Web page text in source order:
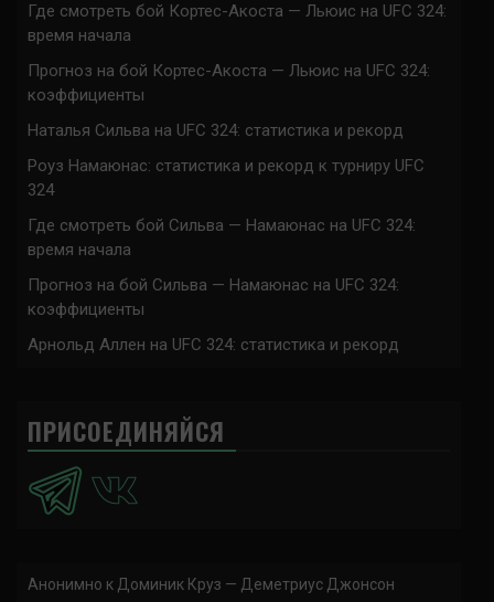
Где смотреть бой Кортес-Акоста — Льюис на UFC 324:
время начала
Прогноз на бой Кортес-Акоста — Льюис на UFC 324:
коэффициенты
Наталья Сильва на UFC 324: статистика и рекорд
Роуз Намаюнас: статистика и рекорд к турниру UFC
324
Где смотреть бой Сильва — Намаюнас на UFC 324:
время начала
Прогноз на бой Сильва — Намаюнас на UFC 324:
коэффициенты
Арнольд Аллен на UFC 324: статистика и рекорд
ПРИСОЕДИНЯЙСЯ
Анонимно к Доминик Круз — Деметриус Джонсон